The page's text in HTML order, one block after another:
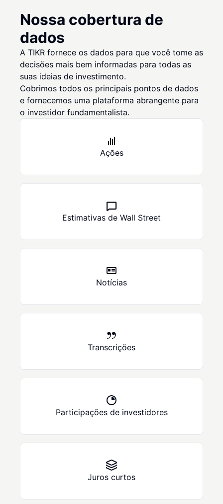
Nossa cobertura de
dados
A TIKR fornece os dados para que você tome as
decisões mais bem informadas para todas as
suas ideias de investimento.
Cobrimos todos os principais pontos de dados
e fornecemos uma plataforma abrangente para
o investidor fundamentalista.
Ações
Estimativas de Wall Street
Notícias
Transcrições
Participações de investidores
Juros curtos